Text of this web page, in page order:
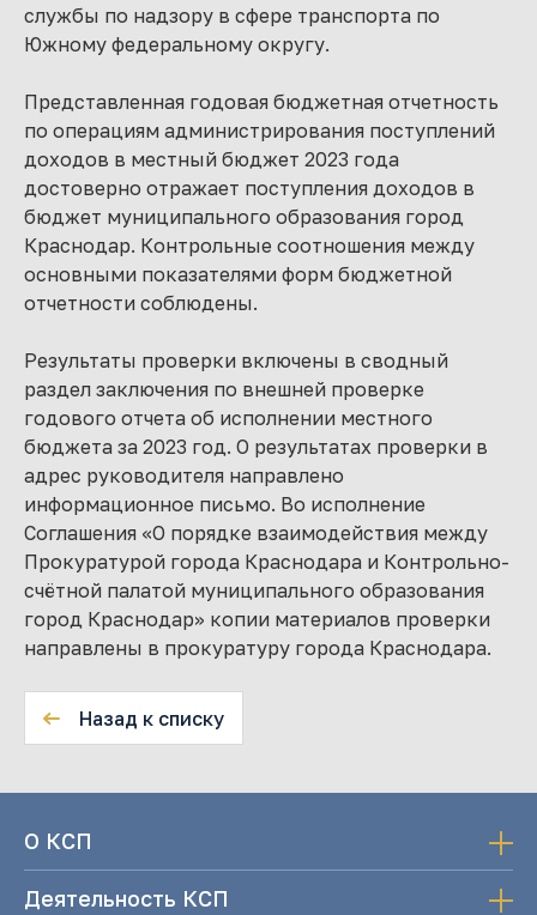
службы по надзору в сфере транспорта по
Южному федеральному округу.
Представленная годовая бюджетная отчетность
по операциям администрирования поступлений
доходов в местный бюджет 2023 года
достоверно отражает поступления доходов в
бюджет муниципального образования город
Краснодар. Контрольные соотношения между
основными показателями форм бюджетной
отчетности соблюдены.
Результаты проверки включены в сводный
раздел заключения по внешней проверке
годового отчета об исполнении местного
бюджета за 2023 год. О результатах проверки в
адрес руководителя направлено
информационное письмо. Во исполнение
Соглашения «О порядке взаимодействия между
Прокуратурой города Краснодара и Контрольно-
счётной палатой муниципального образования
город Краснодар» копии материалов проверки
направлены в прокуратуру города Краснодара.
Назад к списку
О КСП
Деятельность КСП